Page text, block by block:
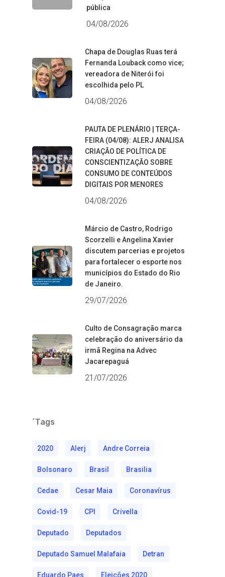
pública
04/08/2026
Chapa de Douglas Ruas terá
Fernanda Louback como vice;
vereadora de Niterói foi
escolhida pelo PL
04/08/2026
PAUTA DE PLENÁRIO | TERÇA-
FEIRA (04/08): ALERJ ANALISA
CRIAÇÃO DE POLÍTICA DE
CONSCIENTIZAÇÃO SOBRE
CONSUMO DE CONTEÚDOS
DIGITAIS POR MENORES
04/08/2026
Márcio de Castro, Rodrigo
Scorzelli e Angelina Xavier
discutem parcerias e projetos
para fortalecer o esporte nos
municípios do Estado do Rio
de Janeiro.
29/07/2026
Culto de Consagração marca
celebração do aniversário da
irmã Regina na Advec
Jacarepaguá
21/07/2026
´Tags
2020 Alerj Andre Correia
Bolsonaro Brasil Brasilia
Cedae Cesar Maia Coronavírus
Covid-19 CPI Crivella
Deputado Deputados
Deputado Samuel Malafaia Detran
Eduardo Paes Eleições 2020